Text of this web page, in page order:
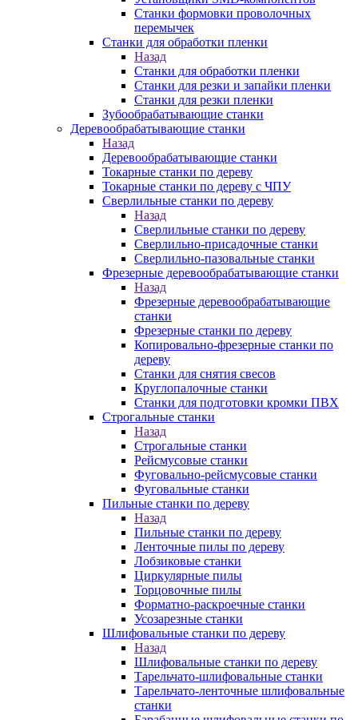
Станки формовки проволочных
перемычек
Станки для обработки пленки
Назад
Станки для обработки пленки
Станки для резки и запайки пленки
Станки для резки пленки
Зубообрабатывающие станки
Деревообрабатывающие станки
Назад
Деревообрабатывающие станки
Токарные станки по дереву
Токарные станки по дереву с ЧПУ
Сверлильные станки по дереву
Назад
Сверлильные станки по дереву
Сверлильно-присадочные станки
Сверлильно-пазовальные станки
Фрезерные деревообрабатывающие станки
Назад
Фрезерные деревообрабатывающие
станки
Фрезерные станки по дереву
Копировально-фрезерные станки по
дереву
Станки для снятия свесов
Круглопалочные станки
Станки для подготовки кромки ПВХ
Строгальные станки
Назад
Строгальные станки
Рейсмусовые станки
Фуговально-рейсмусовые станки
Фуговальные станки
Пильные станки по дереву
Назад
Пильные станки по дереву
Ленточные пилы по дереву
Лобзиковые станки
Циркулярные пилы
Торцовочные пилы
Форматно-раскроечные станки
Усозарезные станки
Шлифовальные станки по дереву
Назад
Шлифовальные станки по дереву
Тарельчато-шлифовальные станки
Тарельчато-ленточные шлифовальные
станки